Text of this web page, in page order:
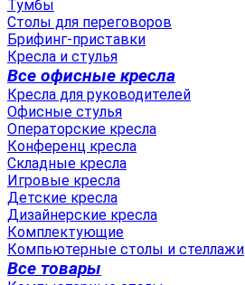
Тумбы
Столы для переговоров
Брифинг-приставки
Кресла и стулья
Все офисные кресла
Кресла для руководителей
Офисные стулья
Операторские кресла
Конференц кресла
Складные кресла
Игровые кресла
Детские кресла
Дизайнерские кресла
Комплектующие
Компьютерные столы и стеллажи
Все товары